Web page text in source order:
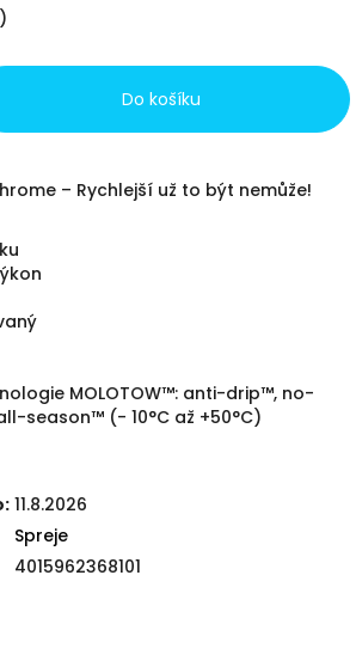
)
Do košíku
– Rychlejší už to být nemůže!
MOLOTOW™: anti-drip™, no-
season™ (- 10°C až +50°C)
11.8.2026
Spreje
4015962368101